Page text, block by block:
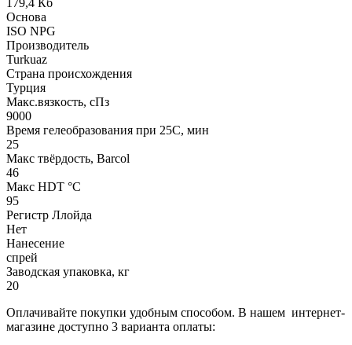
Основа
ISO NPG
Производитель
Turkuaz
Страна происхождения
Турция
Макс.вязкoсть, сПз
9000
Время гелеобразования при 25С, мин
25
Макс твёрдость, Barcol
46
Макс HDT °С
95
Регистр Ллойда
Нет
Нанесение
спрей
Заводская упаковка, кг
20
Оплачивайте покупки удобным способом. В нашем интернет-
магазине доступно 3 варианта оплаты: